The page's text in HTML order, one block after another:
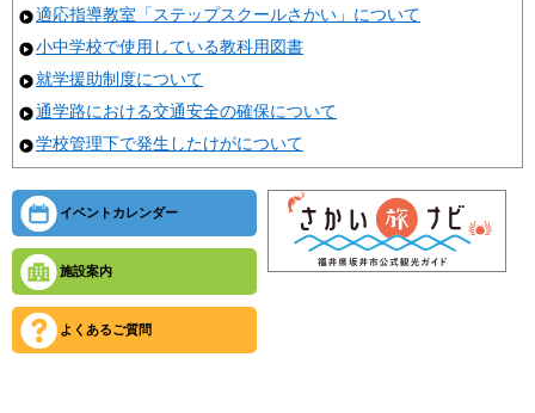
適応指導教室「ステップスクールさかい」について
小中学校で使用している教科用図書
就学援助制度について
通学路における交通安全の確保について
学校管理下で発生したけがについて
イベントカレンダー
施設案内
よくあるご質問